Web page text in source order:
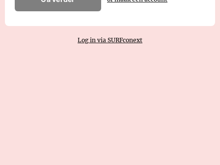
Log in via SURFconext